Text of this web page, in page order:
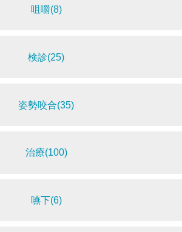
咀嚼(8)
検診(25)
姿勢咬合(35)
治療(100)
嚥下(6)